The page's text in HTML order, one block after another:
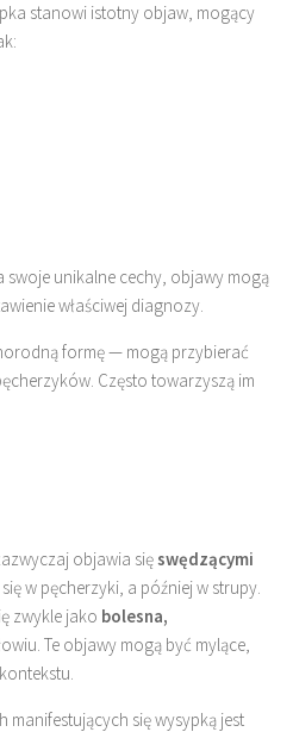
stanowi istotny objaw, mogący
swoje unikalne cechy, objawy mogą
właściwej diagnozy.
formę — mogą przybierać
Często towarzyszą im
objawia sięswędzącymi
w pęcherzyki, a później w strupy.
zwykle jako bolesna,
Te objawy mogą być mylące,
się wysypką jest